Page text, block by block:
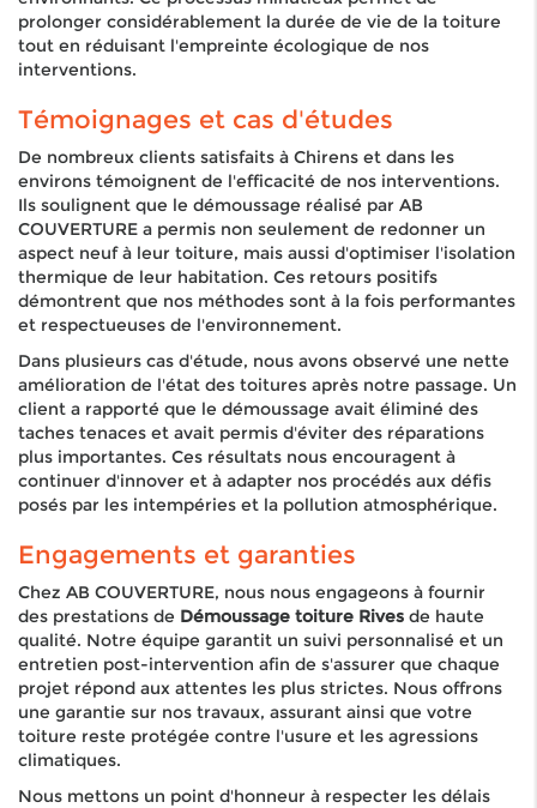
prolonger considérablement la durée de vie de la toiture
tout en réduisant l'empreinte écologique de nos
interventions.
Témoignages et cas d'études
De nombreux clients satisfaits à Chirens et dans les
environs témoignent de l'efficacité de nos interventions.
Ils soulignent que le démoussage réalisé par AB
COUVERTURE a permis non seulement de redonner un
aspect neuf à leur toiture, mais aussi d'optimiser l'isolation
thermique de leur habitation. Ces retours positifs
démontrent que nos méthodes sont à la fois performantes
et respectueuses de l'environnement.
Dans plusieurs cas d'étude, nous avons observé une nette
amélioration de l'état des toitures après notre passage. Un
client a rapporté que le démoussage avait éliminé des
taches tenaces et avait permis d'éviter des réparations
plus importantes. Ces résultats nous encouragent à
continuer d'innover et à adapter nos procédés aux défis
posés par les intempéries et la pollution atmosphérique.
Engagements et garanties
Chez AB COUVERTURE, nous nous engageons à fournir
des prestations de Démoussage toiture Rives de haute
qualité. Notre équipe garantit un suivi personnalisé et un
entretien post-intervention afin de s'assurer que chaque
projet répond aux attentes les plus strictes. Nous offrons
une garantie sur nos travaux, assurant ainsi que votre
toiture reste protégée contre l'usure et les agressions
climatiques.
Nous mettons un point d'honneur à respecter les délais